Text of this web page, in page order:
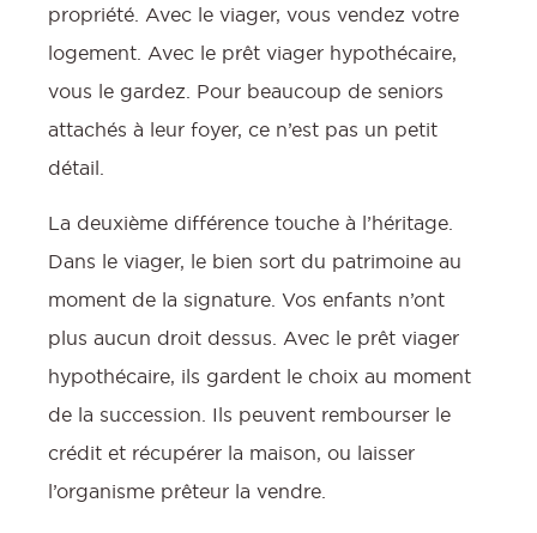
propriété. Avec le viager, vous vendez votre
logement. Avec le prêt viager hypothécaire,
vous le gardez. Pour beaucoup de seniors
attachés à leur foyer, ce n’est pas un petit
détail.
La deuxième différence touche à l’héritage.
Dans le viager, le bien sort du patrimoine au
moment de la signature. Vos enfants n’ont
plus aucun droit dessus. Avec le prêt viager
hypothécaire, ils gardent le choix au moment
de la succession. Ils peuvent rembourser le
crédit et récupérer la maison, ou laisser
l’organisme prêteur la vendre.